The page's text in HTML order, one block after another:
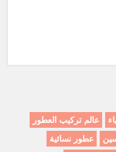
عالم تركيب العطور
عطور نسائية